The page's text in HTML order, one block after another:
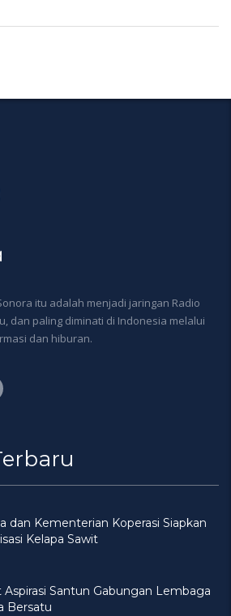
itu adalah menjadi jaringan Radio
dan paling diminati di Indonesia melalui
dan hiburan.
dan Kementerian Koperasi Siapkan
Kelapa Sawit
Santun Gabungan Lembaga
Bersatu